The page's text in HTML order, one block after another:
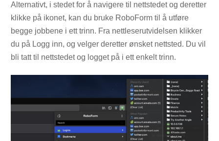
Alternativt, i stedet for å navigere til nettstedet og deretter
klikke på ikonet, kan du bruke RoboForm til å utføre
begge jobbene i ett trinn. Fra nettleserutvidelsen klikker
du på Logg inn, og velger deretter ønsket nettsted. Du vil
bli tatt til nettstedet og logget på i ett enkelt trinn.